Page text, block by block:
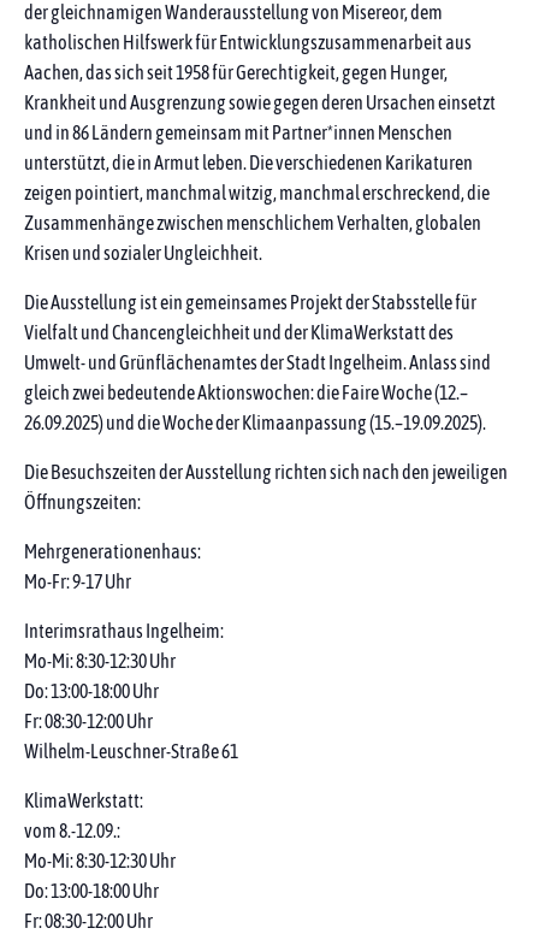
der gleichnamigen Wanderausstellung von Misereor, dem
katholischen Hilfswerk für Entwicklungszusammenarbeit aus
Aachen, das sich seit 1958 für Gerechtigkeit, gegen Hunger,
Krankheit und Ausgrenzung sowie gegen deren Ursachen einsetzt
und in 86 Ländern gemeinsam mit Partner*innen Menschen
unterstützt, die in Armut leben. Die verschiedenen Karikaturen
zeigen pointiert, manchmal witzig, manchmal erschreckend, die
Zusammenhänge zwischen menschlichem Verhalten, globalen
Krisen und sozialer Ungleichheit.
Die Ausstellung ist ein gemeinsames Projekt der Stabsstelle für
Vielfalt und Chancengleichheit und der KlimaWerkstatt des
Umwelt- und Grünflächenamtes der Stadt Ingelheim. Anlass sind
gleich zwei bedeutende Aktionswochen: die Faire Woche (12.–
26.09.2025) und die Woche der Klimaanpassung (15.–19.09.2025).
Die Besuchszeiten der Ausstellung richten sich nach den jeweiligen
Öffnungszeiten:
Mehrgenerationenhaus:
Mo-Fr: 9-17 Uhr
Interimsrathaus Ingelheim:
Mo-Mi: 8:30-12:30 Uhr
Do: 13:00-18:00 Uhr
Fr: 08:30-12:00 Uhr
Wilhelm-Leuschner-Straße 61
KlimaWerkstatt:
vom 8.-12.09.:
Mo-Mi: 8:30-12:30 Uhr
Do: 13:00-18:00 Uhr
Fr: 08:30-12:00 Uhr